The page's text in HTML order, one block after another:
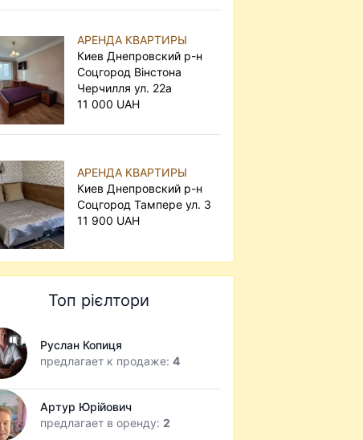
АРЕНДА КВАРТИРЫ
Киев Днепровский р-н
Соцгород Вінстона
Черчилля ул. 22а
11 000 UAH
АРЕНДА КВАРТИРЫ
Киев Днепровский р-н
Соцгород Тампере ул. 3
11 900 UAH
Топ рієлтори
Руслан Копиця
предлагает к продаже:4
Артур Юрійович
предлагает в оренду:2